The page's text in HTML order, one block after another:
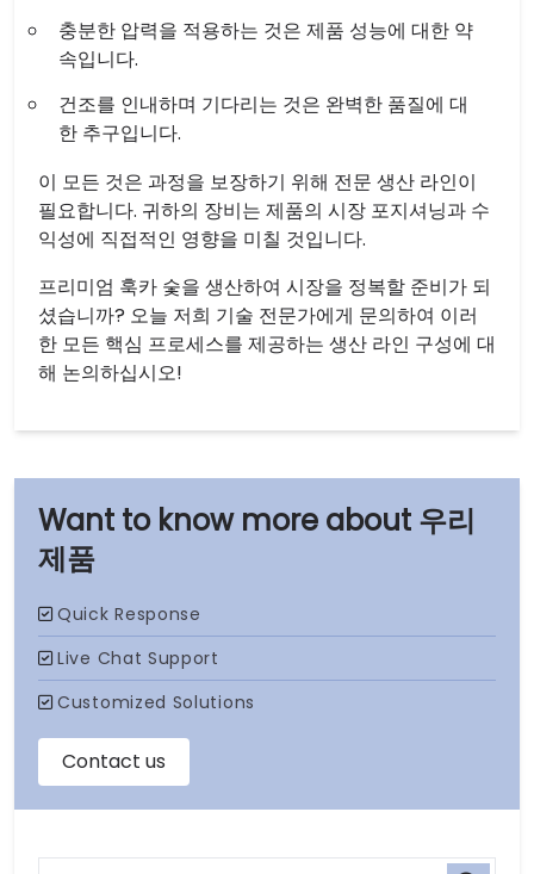
우리
제품
충분한 압력을 적용하는 것은 제품 성능에 대한 약
속입니다.
건조를 인내하며 기다리는 것은 완벽한 품질에 대
한 추구입니다.
이 모든 것은 과정을 보장하기 위해 전문 생산 라인이
필요합니다. 귀하의 장비는 제품의 시장 포지셔닝과 수
익성에 직접적인 영향을 미칠 것입니다.
프리미엄 훅카 숯을 생산하여 시장을 정복할 준비가 되
셨습니까? 오늘 저희 기술 전문가에게 문의하여 이러
한 모든 핵심 프로세스를 제공하는 생산 라인 구성에 대
해 논의하십시오!